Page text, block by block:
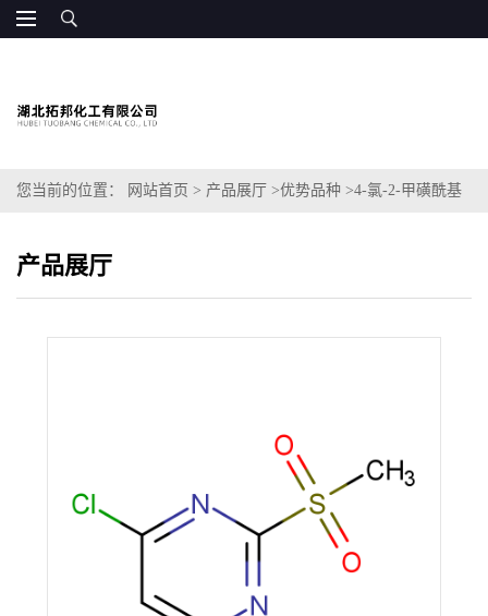
您当前的位置： 网站首页 > 产品展厅 >优势品种 >4-氯-2-甲磺酰基
产品展厅